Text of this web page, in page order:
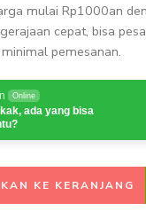
mulai Rp1000an
cepat, bisa
pemesanan.
Online
ada yang bisa
KE KERANJANG